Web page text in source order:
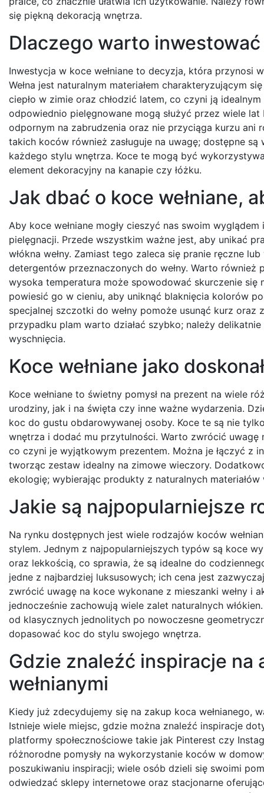
się piękną dekoracją wnętrza.
Dlaczego warto inwestować
Inwestycja w koce wełniane to decyzja, która
Wełna jest naturalnym materiałem charakteryzującym
ciepło w zimie oraz chłodzić latem, co czyni ją
odpowiednio pielęgnowane mogą służyć przez wiele
odpornym na zabrudzenia oraz nie przyciąga kurzu
takich koców również zasługuje na uwagę; dostępne
każdego stylu wnętrza. Koce te mogą być
element dekoracyjny na kanapie czy łóżku.
Jak dbać o koce wełniane,
Aby koce wełniane mogły cieszyć nas swoim
pielęgnacji. Przede wszystkim ważne jest, aby unikać
włókna wełny. Zamiast tego zaleca się pranie ręczne
detergentów przeznaczonych do wełny. Warto
wysoka temperatura może spowodować skurczenie się
powiesić go w cieniu, aby uniknąć blaknięcia kolorów
specjalnej szczotki do wełny pomoże usunąć kurz
przypadku plam warto działać szybko; należy
wyschnięcia.
Koce wełniane jako
Koce wełniane to świetny pomysł na prezent na wiele
urodziny, jak i na święta czy inne ważne wydarzenia.
koc do gustu obdarowywanej osoby. Koce te są nie
wnętrza i dodać mu przytulności. Warto zwrócić uwagę
co czyni je wyjątkowym prezentem. Można je łączyć z
tworząc zestaw idealny na zimowe wieczory.
ekologię; wybierając produkty z naturalnych
Jakie są najpopularniejsze
Na rynku dostępnych jest wiele rodzajów koców
stylem. Jednym z najpopularniejszych typów są koce
oraz lekkością, co sprawia, że są idealne do
jedne z najbardziej luksusowych; ich cena jest
zwrócić uwagę na koce wykonane z mieszanki wełny i
jednocześnie zachowują wiele zalet naturalnych
od klasycznych jednolitych po nowoczesne
dopasować koc do stylu swojego wnętrza.
Gdzie znaleźć inspiracje na
wełnianymi
Kiedy już zdecydujemy się na zakup koca
Istnieje wiele miejsc, gdzie można znaleźć inspiracje
platformy społecznościowe takie jak Pinterest czy
różnorodne pomysły na wykorzystanie koców w
poszukiwaniu inspiracji; wiele osób dzieli się swoimi
odwiedzać sklepy internetowe oraz stacjonarne